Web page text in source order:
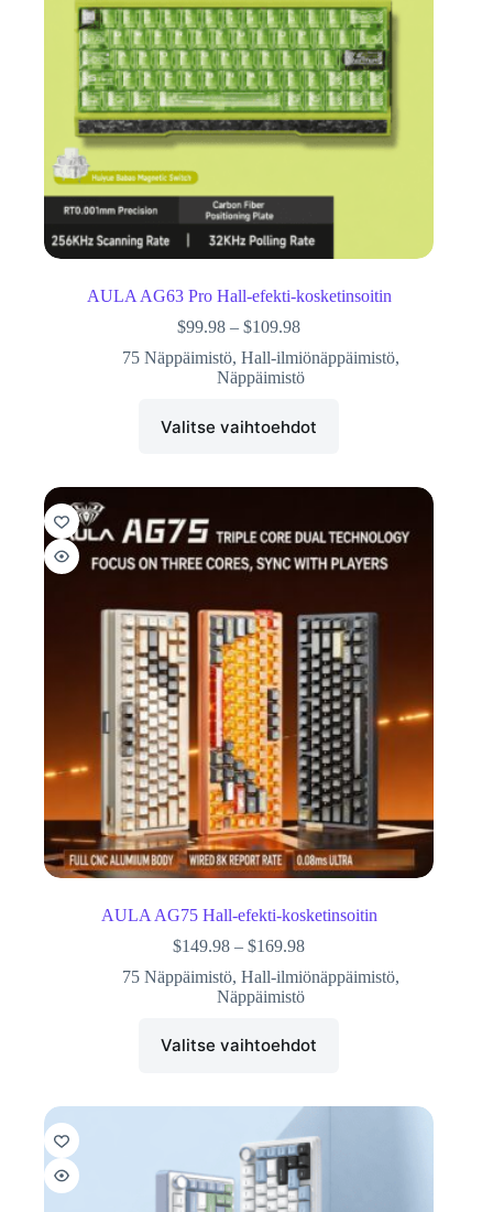
AULA AG63 Pro Hall-efekti-kosketinsoitin
$99.98 – $109.98
75 Näppäimistö,Hall-ilmiönäppäimistö,
Näppäimistö
Valitse vaihtoehdot
AULA AG75 Hall-efekti-kosketinsoitin
$149.98 – $169.98
75 Näppäimistö,Hall-ilmiönäppäimistö,
Näppäimistö
Valitse vaihtoehdot